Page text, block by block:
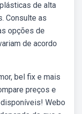
de alta
Consulte as
opções de
de acordo
bel fix e mais
preços e
Webo